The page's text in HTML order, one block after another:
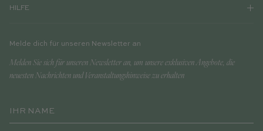
HILFE
Melde dich für unseren Newsletter an
Melden Sie sich für unseren Newsletter an, um unsere exklusiven Angebote, die
neuesten Nachrichten und Veranstaltungshinweise zu erhalten